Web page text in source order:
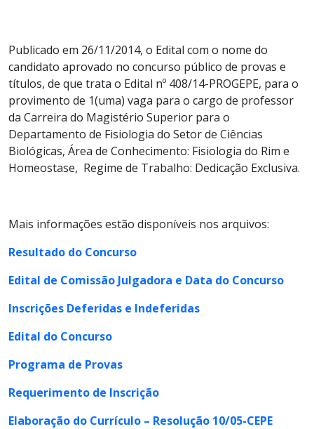
Publicado em 26/11/2014, o Edital com o nome do
candidato aprovado no concurso público de provas e
títulos, de que trata o Edital nº 408/14-PROGEPE, para o
provimento de 1(uma) vaga para o cargo de professor
da Carreira do Magistério Superior para o
Departamento de Fisiologia do Setor de Ciências
Biológicas, Área de Conhecimento: Fisiologia do Rim e
Homeostase, Regime de Trabalho: Dedicação Exclusiva.
Mais informações estão disponíveis nos arquivos:
Resultado do Concurso
Edital de Comissão Julgadora e Data do Concurso
Inscrições Deferidas e Indeferidas
Edital do Concurso
Programa de Provas
Requerimento de Inscrição
Elaboração do Currículo – Resolução 10/05-CEPE